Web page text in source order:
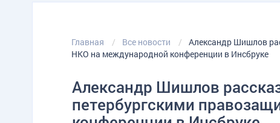
Главная Все новости
Александр Шишлов
НКО на международной конференции в Инсбруке
Александр Шишлов
петербургскими